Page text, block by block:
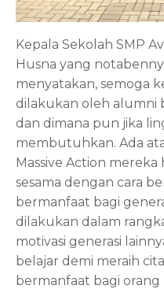
Kepala Sekolah SMP
Husna yang
menyatakan, semoga
dilakukan oleh alumni
dan dimana pun jika
membutuhkan. Ada
Massive Action
sesama dengan cara
bermanfaat bagi
dilakukan dalam
motivasi generasi
belajar demi meraih
bermanfaat bagi orang